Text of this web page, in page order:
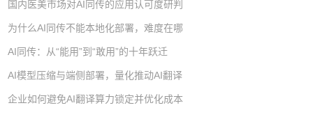
国内医美市场对AI同传的应用认可度研判
为什么AI同传不能本地化部署，难度在哪
AI同传：从“能用”到“敢用”的十年跃迁
AI模型压缩与端侧部署，量化推动AI翻译
企业如何避免AI翻译算力锁定并优化成本